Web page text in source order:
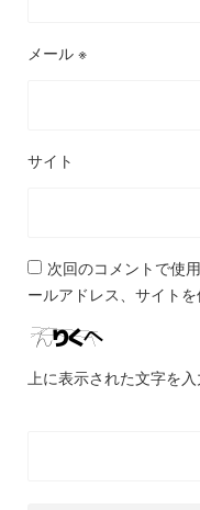
メール ※
サイト
次回のコメントで使
ールアドレス、サイトを
上に表示された文字を入